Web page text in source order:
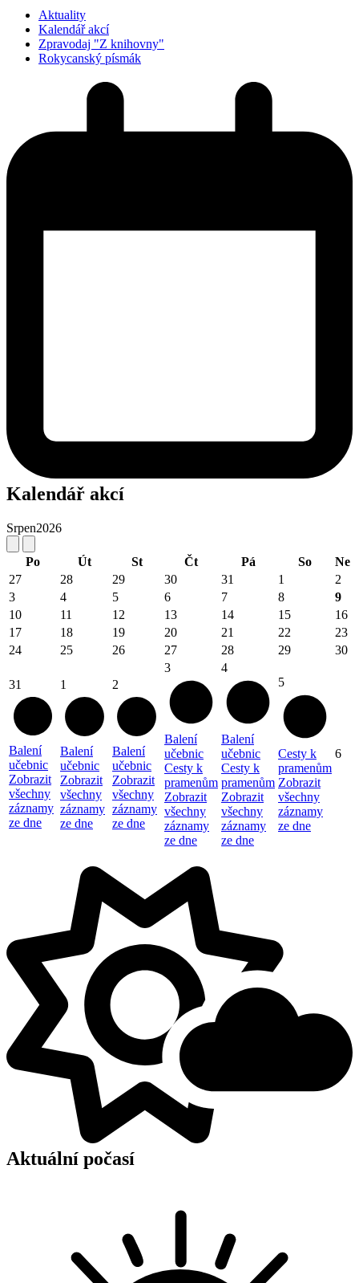
Aktuality
Kalendář akcí
Zpravodaj "Z knihovny"
Rokycanský písmák
Kalendář akcí
Srpen2026
Po Út St Čt Pá So
Ne
27
28 29 30 31 1
2
3
4 5 6 7 8
9
10
11 12 13 14 15
16
17
18 19 20 21 22
23
24
25 26 27 28 29 30
31
Balení
učebnic
Zobrazit
všechny
záznamy
ze dne
1
Balení
učebnic
Zobrazit
všechny
záznamy
ze dne
2
Balení
učebnic
Zobrazit
všechny
záznamy
ze dne
3
Balení
učebnic
Cesty k
pramenům
Zobrazit
všechny
záznamy
ze dne
4
Balení
učebnic
Cesty k
pramenům
Zobrazit
všechny
záznamy
ze dne
5
Cesty k
pramenům
Zobrazit
všechny
záznamy
ze dne
6
Aktuální počasí